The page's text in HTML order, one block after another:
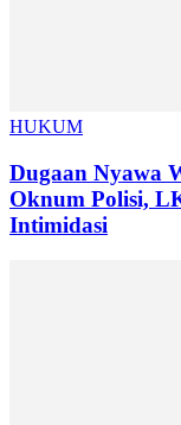
HUKUM
Dugaan Nyawa
Oknum Polisi,
Intimidasi